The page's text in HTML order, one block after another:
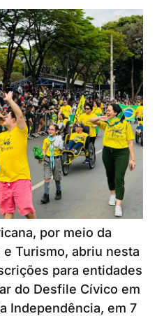
por meio da
Turismo, abriu nesta
para entidades
do Desfile Cívico em
Independência, em 7